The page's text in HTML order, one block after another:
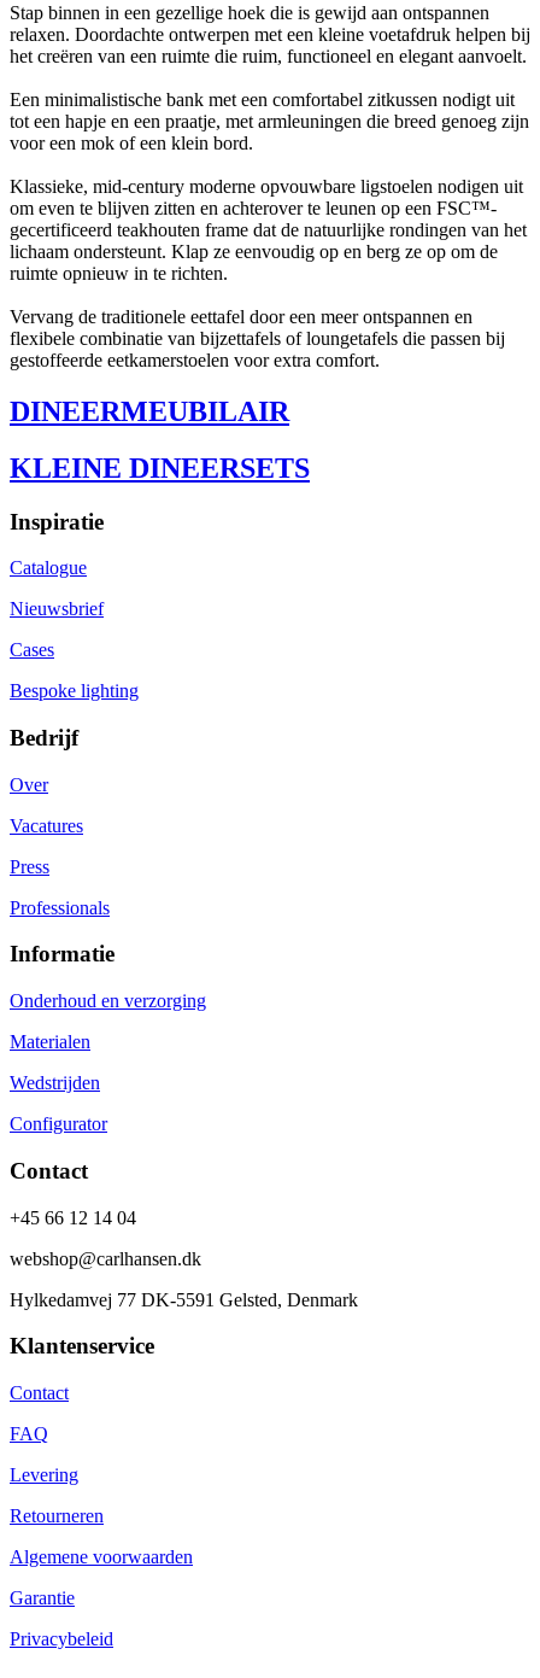
Stap binnen in een gezellige hoek die is gewijd aan ontspannen
relaxen. Doordachte ontwerpen met een kleine voetafdruk helpen bij
het creëren van een ruimte die ruim, functioneel en elegant aanvoelt.
Een minimalistische bank met een comfortabel zitkussen nodigt uit
tot een hapje en een praatje, met armleuningen die breed genoeg zijn
voor een mok of een klein bord.
Klassieke, mid-century moderne opvouwbare ligstoelen nodigen uit
om even te blijven zitten en achterover te leunen op een FSC™-
gecertificeerd teakhouten frame dat de natuurlijke rondingen van het
lichaam ondersteunt. Klap ze eenvoudig op en berg ze op om de
ruimte opnieuw in te richten.
Vervang de traditionele eettafel door een meer ontspannen en
flexibele combinatie van bijzettafels of loungetafels die passen bij
gestoffeerde eetkamerstoelen voor extra comfort.
DINEERMEUBILAIR
KLEINE DINEERSETS
Inspiratie
Catalogue
Nieuwsbrief
Cases
Bespoke lighting
Bedrijf
Over
Vacatures
Press
Professionals
Informatie
Onderhoud en verzorging
Materialen
Wedstrijden
Configurator
Contact
+45 66 12 14 04
webshop@carlhansen.dk
Hylkedamvej 77 DK-5591 Gelsted, Denmark
Klantenservice
Contact
FAQ
Levering
Retourneren
Algemene voorwaarden
Garantie
Privacybeleid